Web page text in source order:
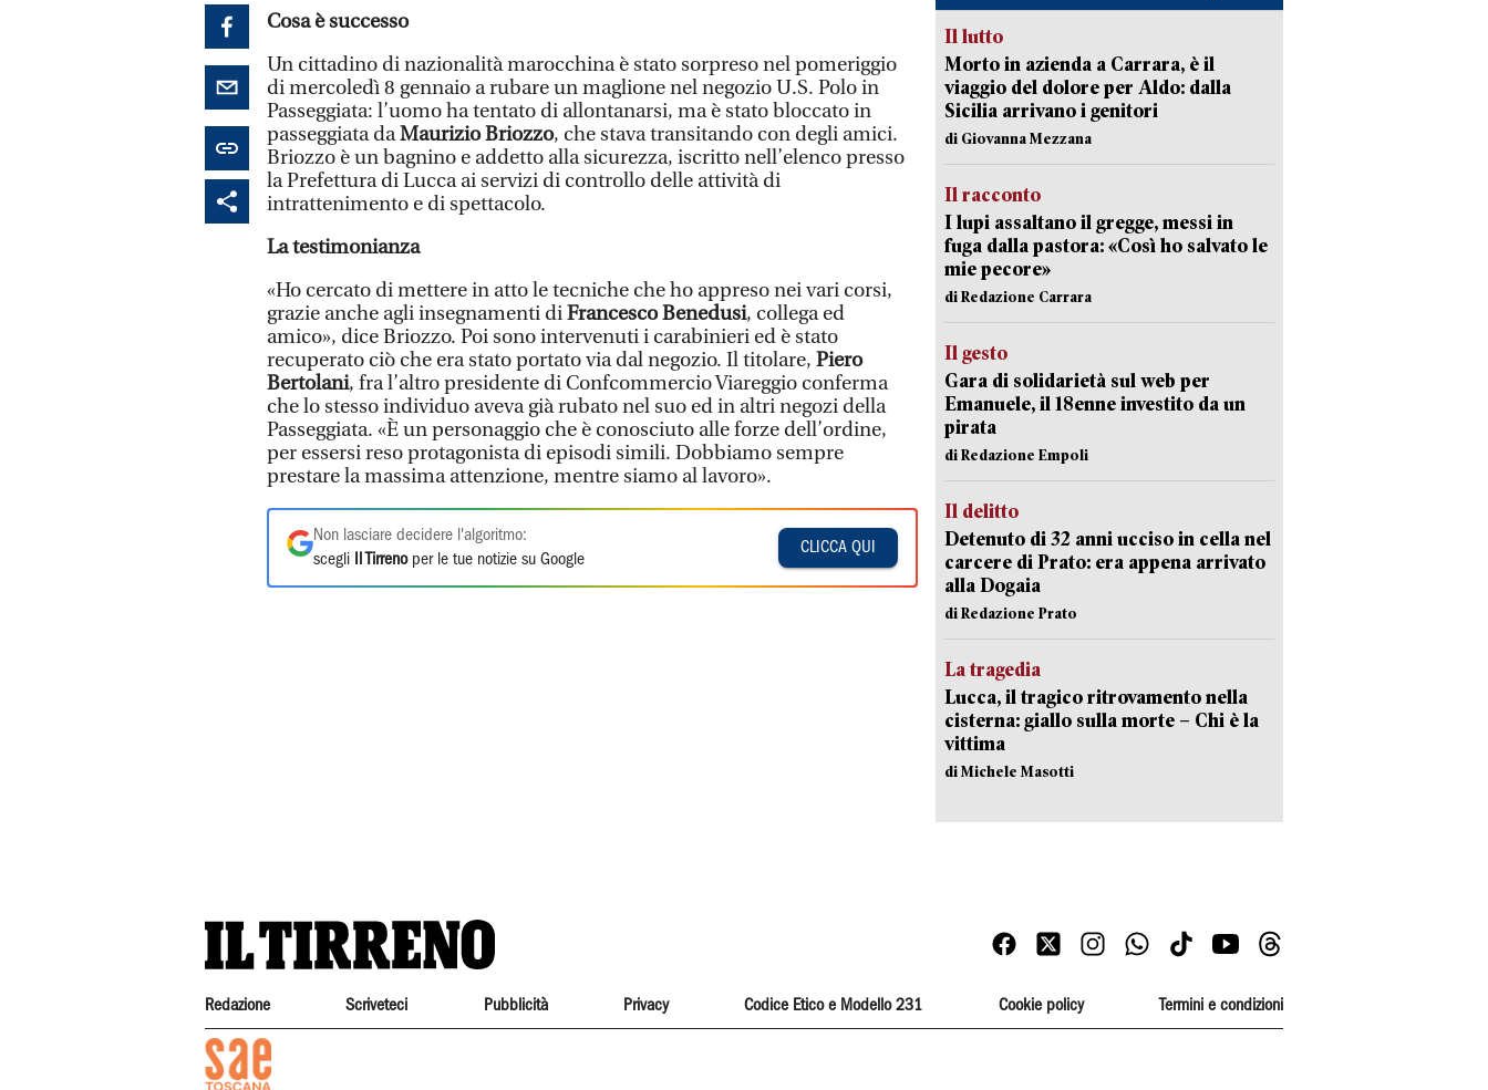
Cosa è successo
Un cittadino di nazionalità marocchina è stato sorpreso nel pomeriggio
di mercoledì 8 gennaio a rubare un maglione nel negozio U.S. Polo in
Passeggiata: l’uomo ha tentato di allontanarsi, ma è stato bloccato in
passeggiata daMaurizio Briozzo, che stava transitando con degli amici.
Briozzo è un bagnino e addetto alla sicurezza, iscritto nell’elenco presso
la Prefettura di Lucca ai servizi di controllo delle attività di
intrattenimento e di spettacolo.
La testimonianza
«Ho cercato di mettere in atto le tecniche che ho appreso nei vari corsi,
grazie anche agli insegnamenti diFrancesco Benedusi, collega ed
amico», dice Briozzo. Poi sono intervenuti i carabinieri ed è stato
recuperato ciò che era stato portato via dal negozio. Il titolare, Piero
Bertolani, fra l’altro presidente di Confcommercio Viareggio conferma
che lo stesso individuo aveva già rubato nel suo ed in altri negozi della
Passeggiata. «È un personaggio che è conosciuto alle forze dell’ordine,
per essersi reso protagonista di episodi simili. Dobbiamo sempre
prestare la massima attenzione, mentre siamo al lavoro».
Non lasciare decidere l'algoritmo:
scegli
Il Tirrenoper le tue notizie su Google
CLICCA QUI
Il lutto
Morto in azienda a Carrara, è il
viaggio del dolore per Aldo: dalla
Sicilia arrivano i genitori
di Giovanna Mezzana
Il racconto
I lupi assaltano il gregge, messi in
fuga dalla pastora: «Così ho salvato le
mie pecore»
di Redazione Carrara
Il gesto
Gara di solidarietà sul web per
Emanuele, il 18enne investito da un
pirata
di Redazione Empoli
Il delitto
Detenuto di 32 anni ucciso in cella nel
carcere di Prato: era appena arrivato
alla Dogaia
di Redazione Prato
La tragedia
Lucca, il tragico ritrovamento nella
cisterna: giallo sulla morte – Chi è la
vittima
di Michele Masotti
Redazione Scriveteci Pubblicità Privacy Codice Etico e Modello 231 Cookie policy Termini e condizioni